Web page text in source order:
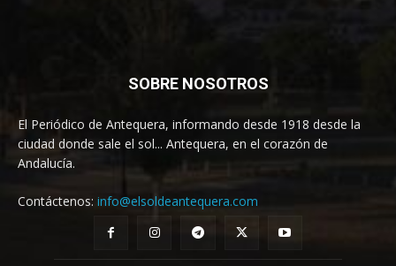
SOBRE NOSOTROS
El Periódico de Antequera, informando desde 1918 desde la
ciudad donde sale el sol... Antequera, en el corazón de
Andalucía.
Contáctenos: info@elsoldeantequera.com